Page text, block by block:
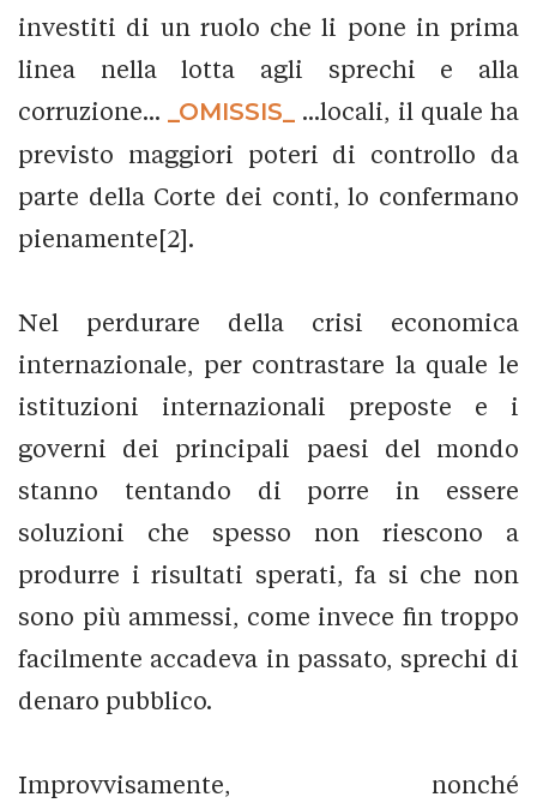
investiti di un ruolo che li pone in prima
linea nella lotta agli sprechi e alla
corruzione...
_OMISSIS_
...locali, il quale ha
previsto maggiori poteri di controllo da
parte della Corte dei conti, lo confermano
pienamente[2].
Nel perdurare della crisi economica
internazionale, per contrastare la quale le
istituzioni internazionali preposte e i
governi dei principali paesi del mondo
stanno tentando di porre in essere
soluzioni che spesso non riescono a
produrre i risultati sperati, fa si che non
sono più ammessi, come invece fin troppo
facilmente accadeva in passato, sprechi di
denaro pubblico.
Improvvisamente, nonché